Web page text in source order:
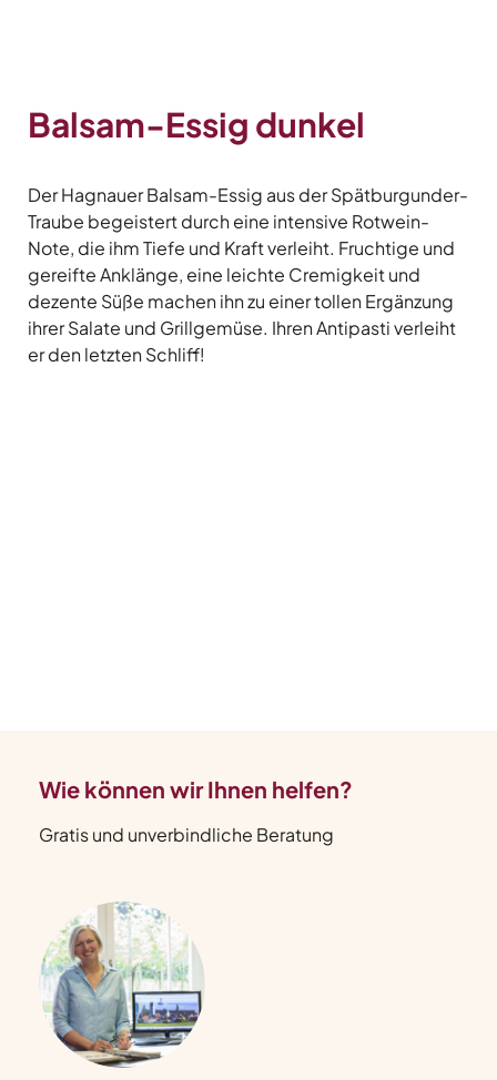
Balsam-Essig dunkel
Der Hagnauer Balsam-Essig aus der Spätburgunder-
Traube begeistert durch eine intensive Rotwein-
Note, die ihm Tiefe und Kraft verleiht. Fruchtige und
gereifte Anklänge, eine leichte Cremigkeit und
dezente Süße machen ihn zu einer tollen Ergänzung
ihrer Salate und Grillgemüse. Ihren Antipasti verleiht
er den letzten Schliff!
Wie können wir Ihnen helfen?
Gratis und unverbindliche Beratung